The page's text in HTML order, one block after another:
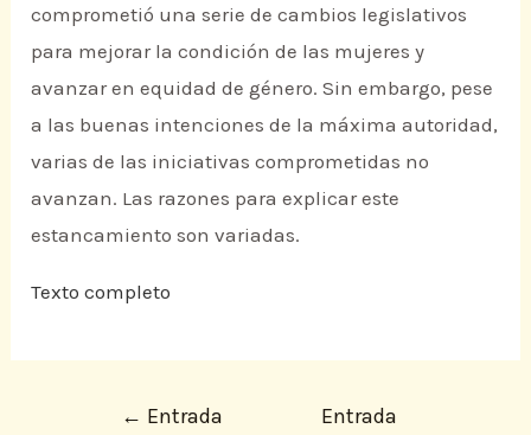
comprometió una serie de cambios legislativos
para mejorar la condición de las mujeres y
avanzar en equidad de género. Sin embargo, pese
a las buenas intenciones de la máxima autoridad,
varias de las iniciativas comprometidas no
avanzan. Las razones para explicar este
estancamiento son variadas.
Texto completo
← Entrada
Entrada